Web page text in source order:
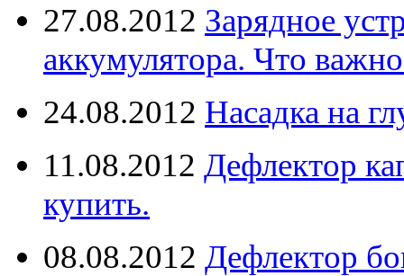
27.08.2012 Зарядное
аккумулятора. Что
24.08.2012 Насадка на
11.08.2012 Дефлектор
купить.
08.08.2012 Дефлектор